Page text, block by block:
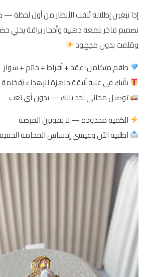
إذا تبغين إطلالة تُلفت الأنظار من أول لحظة —
تصميم فاخر بلمعة ذهبية وأحجار براقة
ومُلفت بدون مجهود
طقم متكامل: عقد + أقراط + خاتم + سوار
يأتيكِ في علبة أنيقة جاهزة للإهداء
توصيل مجاني لحد بابك — بدون أي تعب
الكمية محدودة — لا تفوتين الفرصة
اطلبيه الآن وعيشي إحساس الفخامة